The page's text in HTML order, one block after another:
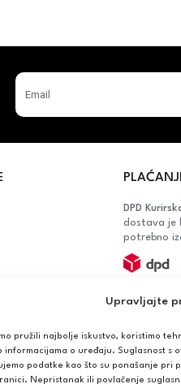
Upravljajte
pružili najbolje iskustvo, koristimo
informacijama o uređaju. Suglasnost s
podatke kao što su ponašanje pri
Nepristanak ili povlačenje
DPD
dostava je
potrebno
Bankovna